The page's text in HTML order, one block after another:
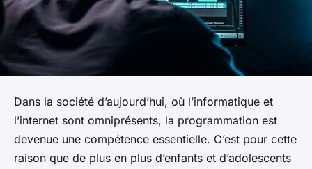
Dans la société d’aujourd’hui, où l’informatique et
l’internet sont omniprésents, la programmation est
devenue une compétence essentielle. C’est pour cette
raison que de plus en plus d’enfants et d’adolescents